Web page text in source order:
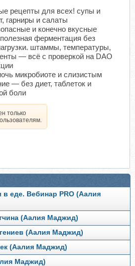
рецепты для всех! супы и
гарниры и салаты
и конечно вкусные
ферментация без
штаммы, температуры,
— всё с проверкой на DAO
микробиоте и слизистым
— без диет, таблеток и
боли
только
в еде. Вебинар PRO (Аалия
(Аалия Маджид)
(Аалия Маджид)
(Аалия Маджид)
Маджид)